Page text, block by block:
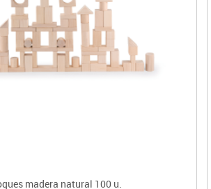
madera natural 100 u.